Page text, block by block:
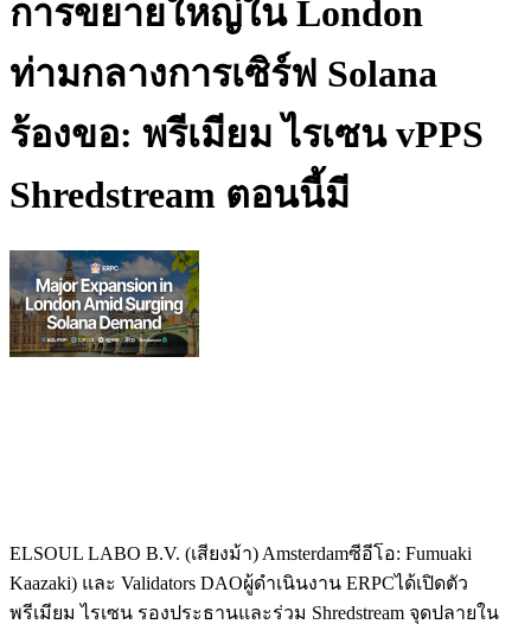
การขยายใหญ่ใน London
ท่ามกลางการเซิร์ฟ Solana
ร้องขอ: พรีเมียม ไรเซน vPPS
Shredstream ตอนนี้มี
ELSOUL LABO B.V. (เสียงม้า) Amsterdamซีอีโอ: Fumuaki
Kaazaki) และ Validators DAOผู้ดําเนินงาน ERPCได้เปิดตัว
พรีเมียม ไรเซน รองประธานและร่วม Shredstream จุดปลายใน